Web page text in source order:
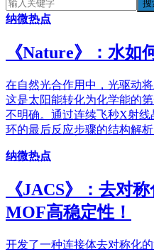
纳微热点
《​Nature》：水如
在自然光合作用中，光驱动
这是太阳能转化为化学能的
不明确。通过连续飞秒X射
环的最后反应步骤的结构解析
纳微热点
《JACS》：去对
MOF高稳定性！
开发了一种连接体去对称化